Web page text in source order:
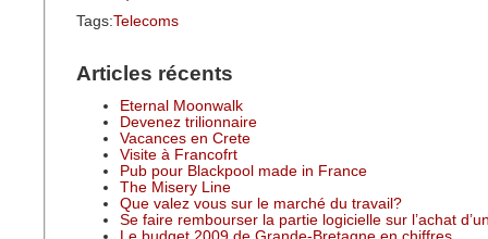
Tags:Telecoms
Articles récents
Eternal Moonwalk
Devenez trilionnaire
Vacances en Crete
Visite à Francofrt
Pub pour Blackpool made in France
The Misery Line
Que valez vous sur le marché du travail?
Se faire rembourser la partie logicielle sur l’achat